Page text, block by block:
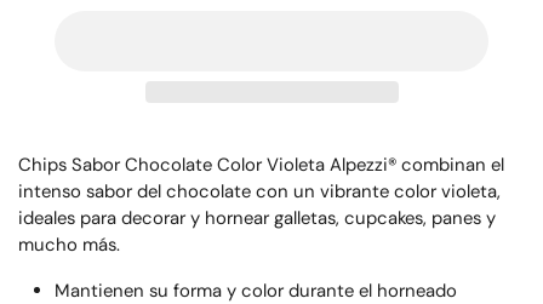
Chips Sabor Chocolate Color Violeta Alpezzi® combinan el
intenso sabor del chocolate con un vibrante color violeta,
ideales para decorar y hornear galletas, cupcakes, panes y
mucho más.
Mantienen su forma y color durante el horneado